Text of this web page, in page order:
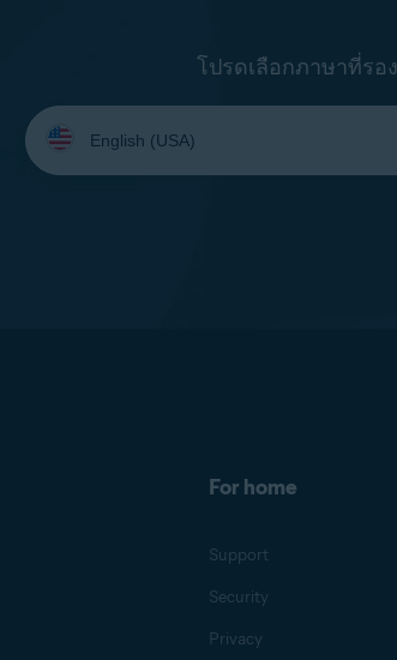
โปรดเลือกภาษาที่รอ
Select
your
language:
For home
Support
Security
Privacy